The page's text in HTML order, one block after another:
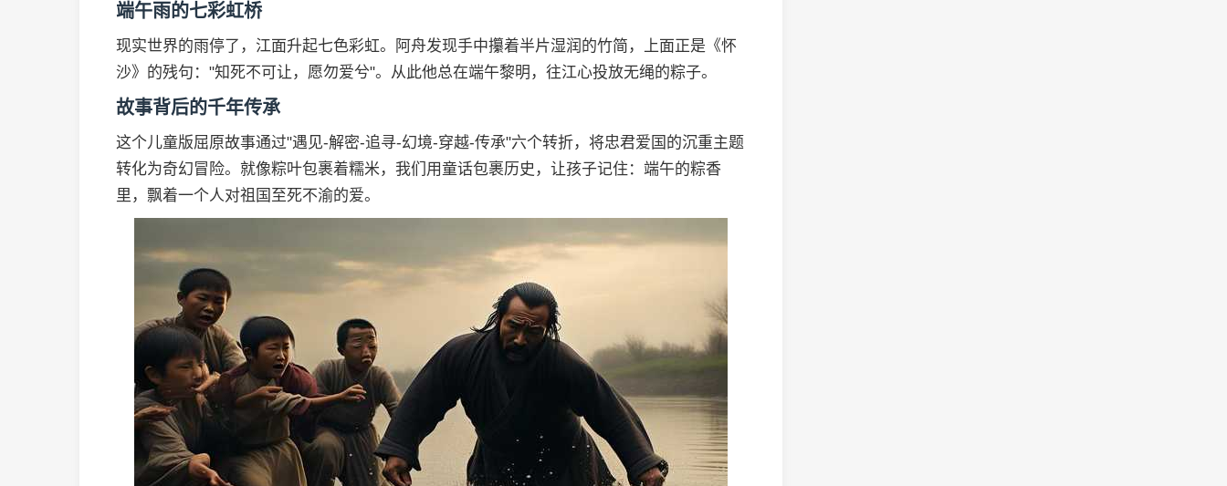
端午雨的七彩虹桥
现实世界的雨停了，江面升起七色彩虹。阿舟发现手中攥着半片湿润的竹简，上面正是《怀
沙》的残句："知死不可让，愿勿爱兮"。从此他总在端午黎明，往江心投放无绳的粽子。
故事背后的千年传承
这个儿童版屈原故事通过"遇见-解密-追寻-幻境-穿越-传承"六个转折，将忠君爱国的沉重主题
转化为奇幻冒险。就像粽叶包裹着糯米，我们用童话包裹历史，让孩子记住：端午的粽香
里，飘着一个人对祖国至死不渝的爱。